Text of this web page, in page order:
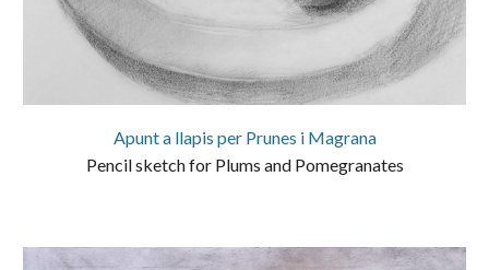
Apunt a llapis per Prunes i Magrana
Pencil sketch for Plums and Pomegranates